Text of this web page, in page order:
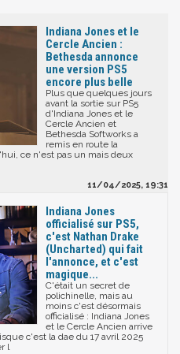
Indiana Jones et le
Cercle Ancien :
Bethesda annonce
une version PS5
encore plus belle
Plus que quelques jours
avant la sortie sur PS5
d'Indiana Jones et le
Cercle Ancien et
Bethesda Softworks a
remis en route la
ce n'est pas un mais deux
11/04/2025, 19:31
Indiana Jones
officialisé sur PS5,
c'est Nathan Drake
(Uncharted) qui fait
l'annonce, et c'est
magique...
C'était un secret de
polichinelle, mais au
moins c'est désormais
officialisé : Indiana Jones
et le Cercle Ancien arrive
c'est la dae du 17 avril 2025
l